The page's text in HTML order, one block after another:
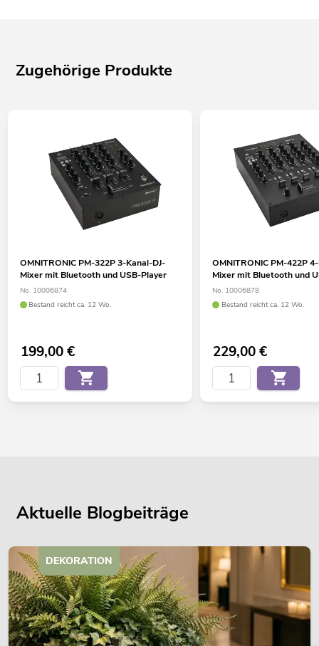
Zugehörige Produkte
OMNITRONIC PM-322P 3-Kanal-DJ-
Mixer mit Bluetooth und USB-Player
No. 10006874
Bestand reicht ca. 12 Wo.
199,00€
OMNITRONIC PM-422P
Mixer mit Bluetooth und
No. 10006878
Bestand reicht ca. 12 Wo.
229,00€
Aktuelle Blogbeiträge
DEKORATION